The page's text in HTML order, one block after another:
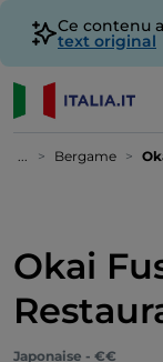
Ce contenu
text original
... Bergame
Okai
Japonaise - €€